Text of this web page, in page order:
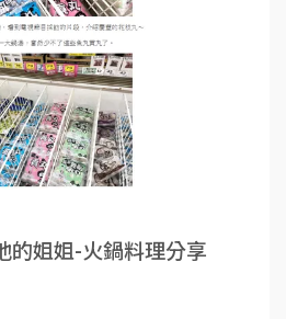
的姐姐-火鍋料理分享